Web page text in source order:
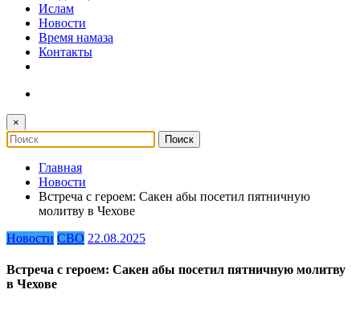
Ислам
Новости
Время намаза
Контакты
×
Главная
Новости
Встреча с героем: Сакен абы посетил пятничную
молитву в Чехове
Новости СВО 22.08.2025
Встреча с героем: Сакен абы посетил пятничную молитву
в Чехове